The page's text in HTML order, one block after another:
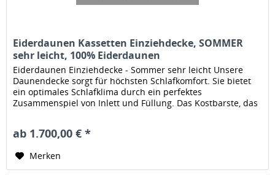
Eiderdaunen Kassetten Einziehdecke, SOMMER
sehr leicht, 100% Eiderdaunen
Eiderdaunen Einziehdecke - Sommer sehr leicht Unsere
Daunendecke sorgt für höchsten Schlafkomfort. Sie bietet
ein optimales Schlafklima durch ein perfektes
Zusammenspiel von Inlett und Füllung. Das Kostbarste, das
ab 1.700,00 € *
Merken